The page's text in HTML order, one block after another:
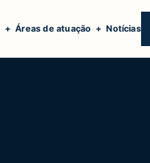
+ Áreas de atuação + Notícias